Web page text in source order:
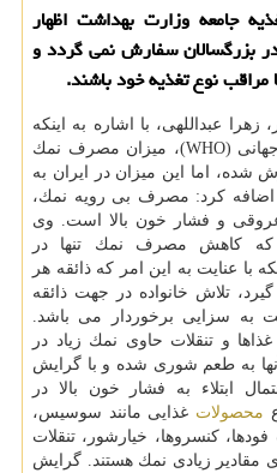
جامعه وزارت بهداشت اظهار
سفارش نمی گردد و
مراقب نوع تغذیه خود باشند.
عبداللهی، با اشاره به اینكه
جهانی (WHO)، میزان مصرف نمك
۵ گرم سفارش شده، اما این میزان در ایران به
می رسد، اضافه كرد: مصرف بی رویه نمك،
و فشار خون بالا است. وی
كه كاهش مصرف نمك تنها در
با عنایت به این امر كه ذائقه هر
تلاش خانواده در جهت ذائقه
به سزایی برخوردار می باشد.
و تنقلات حاوی نمك زیاد در
به طعم شوری شده و با گرایش
ابتلاء به فشار خون بالا در
محصولات غذایی مانند سوسیس،
كنسروها، خیارشور، تنقلات
مقادیر زیادی نمك هستند. گرایش